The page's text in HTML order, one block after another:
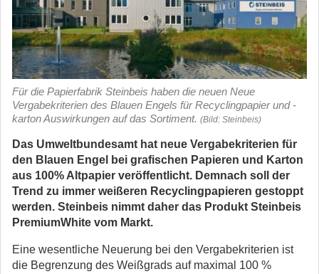
Für die Papierfabrik Steinbeis haben die neuen Neue
Vergabekriterien des Blauen Engels für Recyclingpapier und -
karton Auswirkungen auf das Sortiment. (Bild: Steinbeis)
Das Umweltbundesamt hat neue Vergabekriterien für
den Blauen Engel bei grafischen Papieren und Karton
aus 100% Altpapier veröffentlicht. Demnach soll der
Trend zu immer weißeren Recyclingpapieren gestoppt
werden. Steinbeis nimmt daher das Produkt Steinbeis
PremiumWhite vom Markt.
Eine wesentliche Neuerung bei den Vergabekriterien ist
die Begrenzung des Weißgrads auf maximal 100 %